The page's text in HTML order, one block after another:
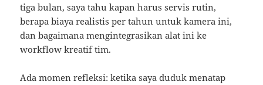
tiga bulan, saya tahu kapan harus servis rutin,
berapa biaya realistis per tahun untuk kamera ini,
dan bagaimana mengintegrasikan alat ini ke
workflow kreatif tim.
Ada momen refleksi: ketika saya duduk menatap